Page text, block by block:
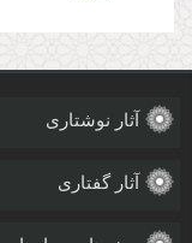
آثار نوشتاری
آثار گفتاری